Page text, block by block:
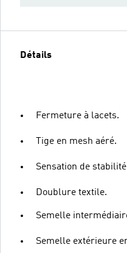
Détails
Fermeture à lacets.
Tige en mesh aéré.
Sensation de
Doublure textile.
Semelle
Semelle extérieure